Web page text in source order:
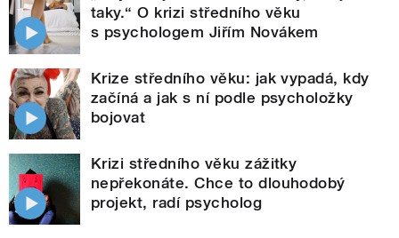
taky.“ O krizi středního věku
s psychologem Jiřím Novákem
Krize středního věku: jak vypadá, kdy
začíná a jak s ní podle psycholožky
bojovat
Krizi středního věku zážitky
nepřekonáte. Chce to dlouhodobý
projekt, radí psycholog